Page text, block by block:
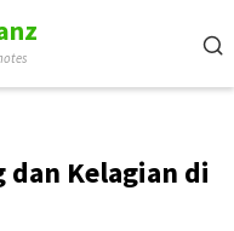
dan Kelagian di